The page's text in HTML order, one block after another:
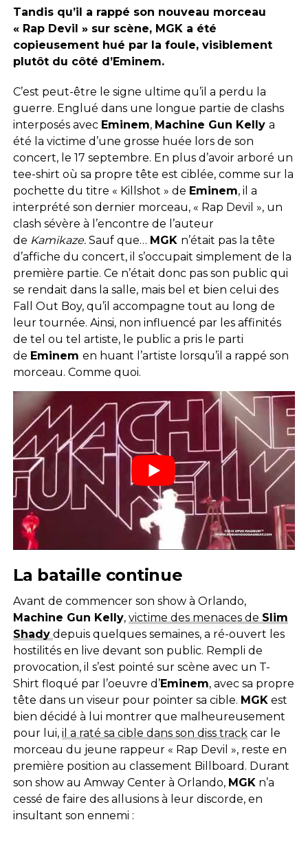
Tandis qu’il a rappé son nouveau morceau
« Rap Devil » sur scène, MGK a été
copieusement hué par la foule, visiblement
plutôt du côté d’Eminem.
C’est peut-être le signe ultime qu’il a perdu la
guerre. Englué dans une longue partie de clashs
interposés avec Eminem, Machine Gun Kelly a
été la victime d’une grosse huée lors de son
concert, le 17 septembre. En plus d’avoir arboré un
tee-shirt où sa propre tête est ciblée, comme sur la
pochette du titre « Killshot » de Eminem, il a
interprété son dernier morceau, « Rap Devil », un
clash sévère à l’encontre de l’auteur
de Kamikaze. Sauf que… MGK n’était pas la tête
d’affiche du concert, il s’occupait simplement de la
première partie. Ce n’était donc pas son public qui
se rendait dans la salle, mais bel et bien celui des
Fall Out Boy, qu’il accompagne tout au long de
leur tournée. Ainsi, non influencé par les affinités
de tel ou tel artiste, le public a pris le parti
de Eminem en huant l’artiste lorsqu’il a rappé son
morceau. Comme quoi.
La bataille continue
Avant de commencer son show à Orlando,
Machine Gun Kelly, victime des menaces de Slim
Shady depuis quelques semaines, a ré-ouvert les
hostilités en live devant son public. Rempli de
provocation, il s’est pointé sur scène avec un T-
Shirt floqué par l’oeuvre d’Eminem, avec sa propre
tête dans un viseur pour pointer sa cible. MGK est
bien décidé à lui montrer que malheureusement
pour lui, il a raté sa cible dans son diss track car le
morceau du jeune rappeur « Rap Devil », reste en
première position au classement Billboard. Durant
son show au Amway Center à Orlando, MGK n’a
cessé de faire des allusions à leur discorde, en
insultant son ennemi :